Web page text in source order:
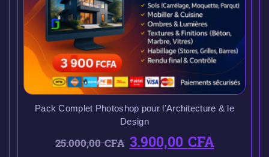
Pack Complet Photoshop pour l’Architecture & le
Design
25.000,00CFA 3.900,00CFA